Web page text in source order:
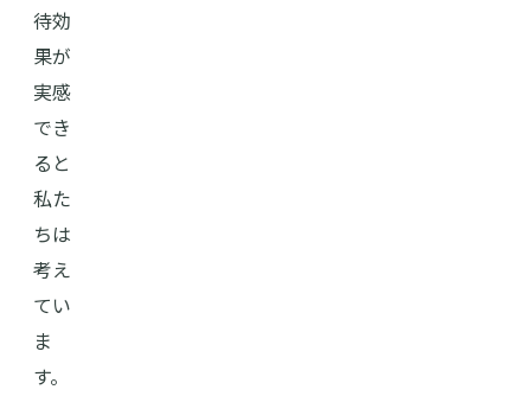
待効
果が
実感
でき
ると
私た
ちは
考え
てい
ま
す。